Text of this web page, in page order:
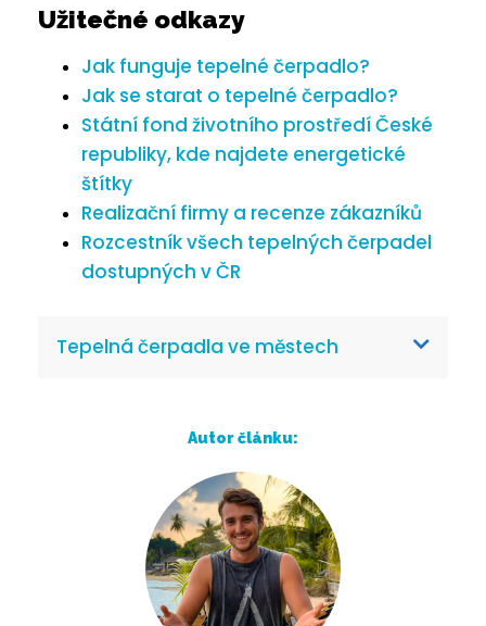
Užitečné odkazy
Jak funguje tepelné čerpadlo?
Jak se starat o tepelné čerpadlo?
Státní fond životního prostředí České
republiky, kde najdete energetické
štítky
Realizační firmy a recenze zákazníků
Rozcestník všech tepelných čerpadel
dostupných v ČR
Tepelná čerpadla ve městech
Autor článku: